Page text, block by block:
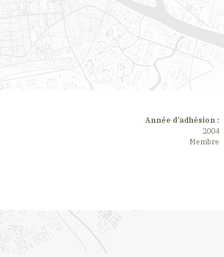
Année d’adhésion :
2004
Membre